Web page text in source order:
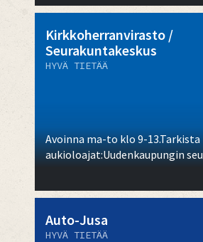
Kirkkoherranvirasto /
Seurakuntakeskus
HYVÄ TIETÄÄ
Avoinna ma-to klo 9-13.Tarkista
aukioloajat:Uudenkaupungin
Auto-Jusa
HYVÄ TIETÄÄ